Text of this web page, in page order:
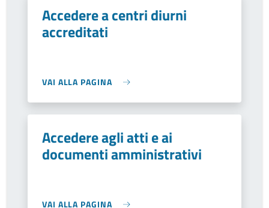
Accedere a centri diurni
accreditati
VAI ALLA PAGINA
Accedere agli atti e ai
documenti amministrativi
VAI ALLA PAGINA